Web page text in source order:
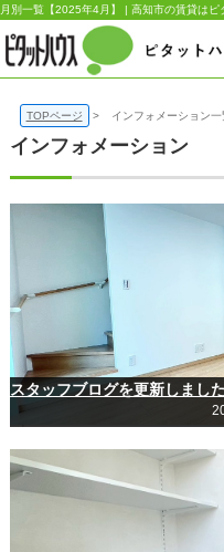
月別一覧【2025年4月】 | 高知市の賃貸はピ
TOPページ インフォメーション一
インフォメーション